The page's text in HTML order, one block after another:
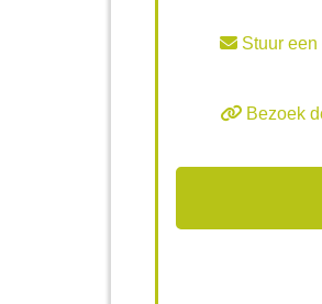
Stuur een
Bezoek